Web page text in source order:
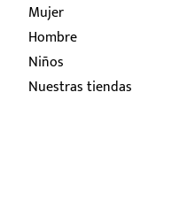
Mujer
Hombre
Niños
Nuestras tiendas